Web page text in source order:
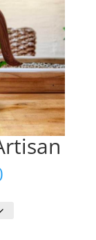
Faixa
preço: